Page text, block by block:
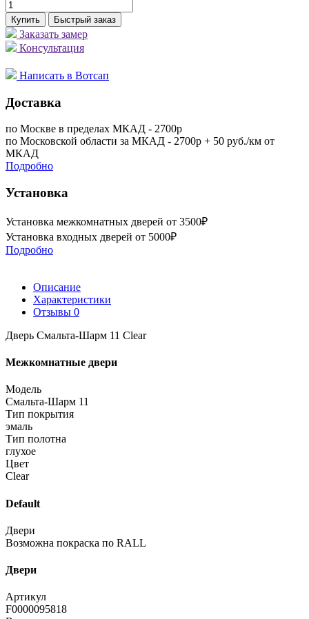
Купить Быстрый заказ
Заказать замер
Консультация
Написать в Вотсап
Доставка
по Москве в пределах МКАД - 2700р
по Московской области за МКАД - 2700р + 50 руб./км от
МКАД
Подробно
Установка
Установка межкомнатных дверей от 3500₽
Установка входных дверей от 5000₽
Подробно
Описание
Характеристики
Отзывы 0
Дверь Смальта-Шарм 11 Clear
Межкомнатные двери
Модель
Смальта-Шарм 11
Тип покрытия
эмаль
Тип полотна
глухое
Цвет
Clear
Default
Двери
Возможна покраска по RALL
Двери
Артикул
F0000095818